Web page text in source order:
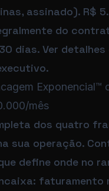
assinado). R$
do
dias. Ver detalhes
Exponencial™
mês
dos quatro
sua operação.
define onde no
faturamento